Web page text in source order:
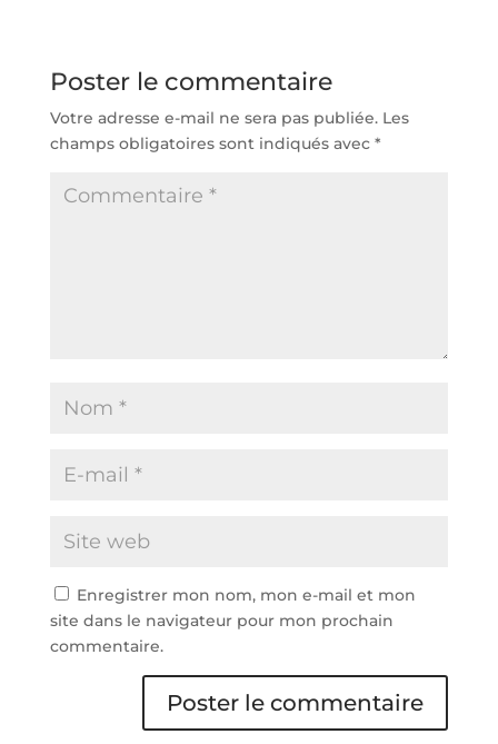
Poster le commentaire
Votre adresse e-mail ne sera pas publiée. Les
champs obligatoires sont indiqués avec *
Enregistrer mon nom, mon e-mail et mon
site dans le navigateur pour mon prochain
commentaire.